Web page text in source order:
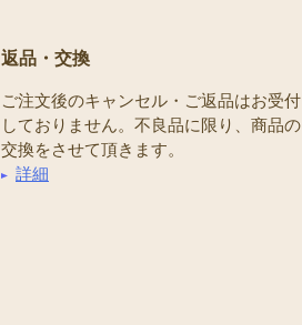
返品・交換
ご注文後のキャンセル・ご返品はお受付
しておりません。不良品に限り、商品の
交換をさせて頂きます。
詳細